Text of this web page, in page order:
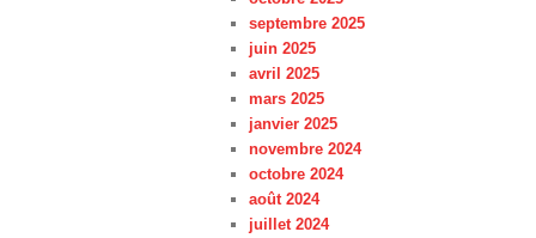
septembre 2025
juin 2025
avril 2025
mars 2025
janvier 2025
novembre 2024
octobre 2024
août 2024
juillet 2024